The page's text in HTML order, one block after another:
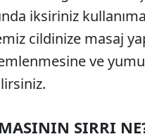
iksiriniz
cildinize masaj
ve
SIRRI